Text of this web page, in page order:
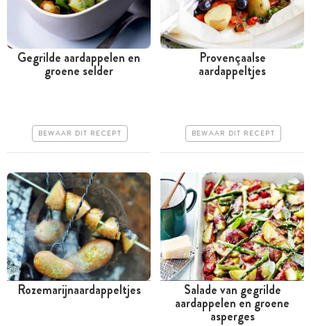
Tussen 30 minuten en 1
Gegrilde aardappelen en
groene selder
BEWAAR DIT RECEPT
Tussen 30 minuten en 1
Provençaalse
aardappeltjes
BEWAAR DIT RECEPT
Rozemarijnaardappeltjes
Tussen 30 minuten en 1
Salade van gegrilde
aardappelen en groene
asperges